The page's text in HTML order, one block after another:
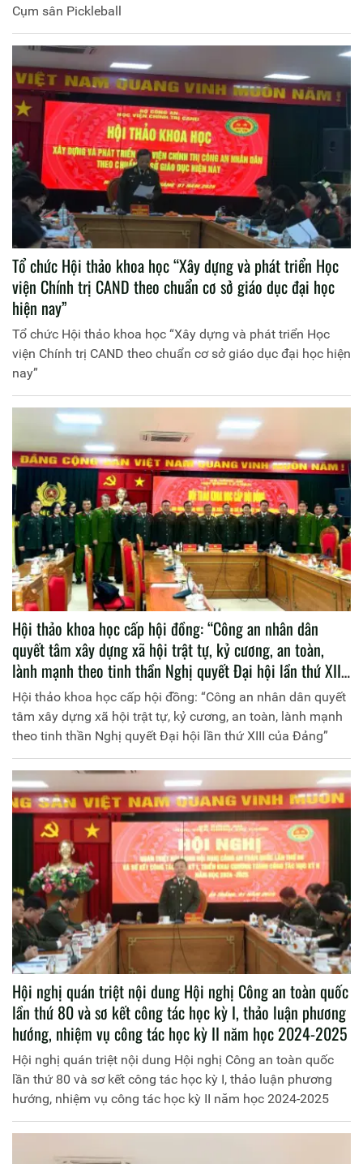
Cụm sân Pickleball
Tổ chức Hội thảo khoa học “Xây dựng và phát triển Học
viện Chính trị CAND theo chuẩn cơ sở giáo dục đại học
hiện nay”
Tổ chức Hội thảo khoa học “Xây dựng và phát triển Học
viện Chính trị CAND theo chuẩn cơ sở giáo dục đại học hiện
nay”
Hội thảo khoa học cấp hội đồng: “Công an nhân dân
quyết tâm xây dựng xã hội trật tự, kỷ cương, an toàn,
lành mạnh theo tinh thần Nghị quyết Đại hội lần thứ XIII
của Đảng”
Hội thảo khoa học cấp hội đồng: “Công an nhân dân quyết
tâm xây dựng xã hội trật tự, kỷ cương, an toàn, lành mạnh
theo tinh thần Nghị quyết Đại hội lần thứ XIII của Đảng”
Hội nghị quán triệt nội dung Hội nghị Công an toàn quốc
lần thứ 80 và sơ kết công tác học kỳ I, thảo luận phương
hướng, nhiệm vụ công tác học kỳ II năm học 2024-2025
Hội nghị quán triệt nội dung Hội nghị Công an toàn quốc
lần thứ 80 và sơ kết công tác học kỳ I, thảo luận phương
hướng, nhiệm vụ công tác học kỳ II năm học 2024-2025